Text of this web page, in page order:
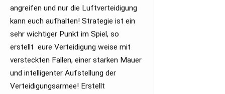
angreifen und nur die Luftverteidigung
kann euch aufhalten! Strategie ist ein
sehr wichtiger Punkt im Spiel, so
erstellt eure Verteidigung weise mit
versteckten Fallen, einer starken Mauer
und intelligenter Aufstellung der
Verteidigungsarmee! Erstellt